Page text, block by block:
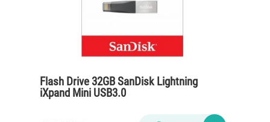
Flash Drive 32GB SanDisk Lightning
iXpand Mini USB3.0